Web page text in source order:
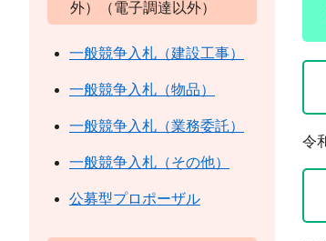
令
外）（電子調達以外）
一般競争入札（建設工事）
一般競争入札（物品）
一般競争入札（業務委託）
一般競争入札（その他）
公募型プロポーザル